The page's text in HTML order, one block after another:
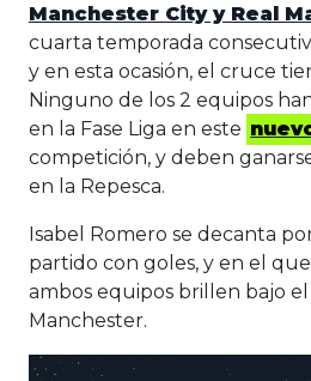
Manchester City y Real
cuarta temporada
y en esta ocasión, el cruce
Ninguno de los 2 equipos
en la Fase Liga en este
competición, y deben
en la Repesca.
Isabel Romero se decanta
partido con goles, y en el
ambos equipos brillen bajo
Manchester.